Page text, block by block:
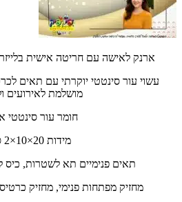
ארנק לאישה עם חריטה אישית
עשוי עור סינטטי יוקרתי עם תאים
מושלמת לאירועים
חומר עור סינטטי
מידות 20×10×2 ס״מ
תאים פנימיים תא לשטרות, כיס
מחזיק מפתחות פנימי, מחזיק כרטיסים (עד 12